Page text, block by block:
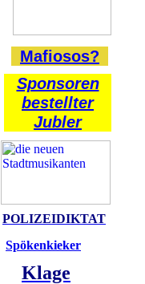
Mafiosos?
Sponsoren
bestellter
Jubler
POLIZEIDIKTAT
Spökenkieker
Klage